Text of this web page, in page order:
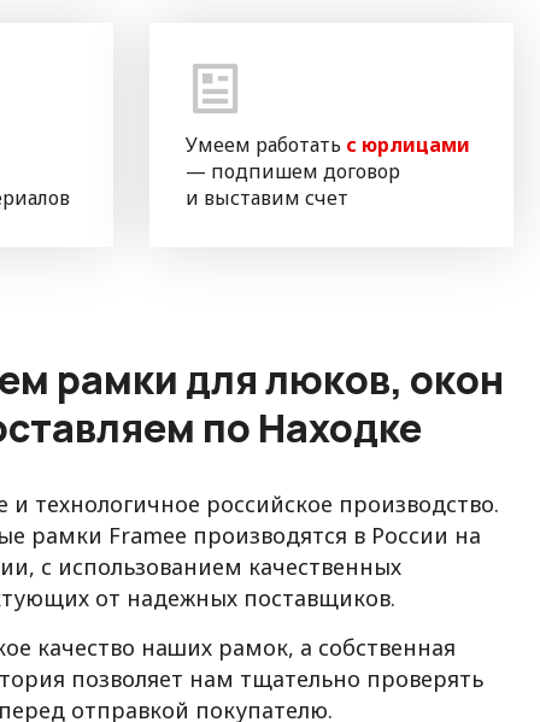
Умеем работать с юрлицами
— подпишем договор
и выставим счет
рамки для люков, окон
по Находке
технологичное российское производство.
рамки Framee производятся в России на
с использованием качественных
от надежных поставщиков.
качество наших рамок, а собственная
позволяет нам тщательно проверять
отправкой покупателю.